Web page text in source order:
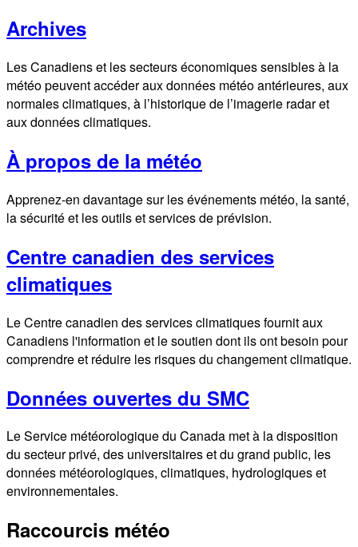
Archives
Les Canadiens et les secteurs économiques sensibles à la
météo peuvent accéder aux données météo antérieures, aux
normales climatiques, à l’historique de l’imagerie radar et
aux données climatiques.
À propos de la météo
Apprenez-en davantage sur les événements météo, la santé,
la sécurité et les outils et services de prévision.
Centre canadien des services
climatiques
Le Centre canadien des services climatiques fournit aux
Canadiens l'information et le soutien dont ils ont besoin pour
comprendre et réduire les risques du changement climatique.
Données ouvertes du SMC
Le Service météorologique du Canada met à la disposition
du secteur privé, des universitaires et du grand public, les
données météorologiques, climatiques, hydrologiques et
environnementales.
Raccourcis météo